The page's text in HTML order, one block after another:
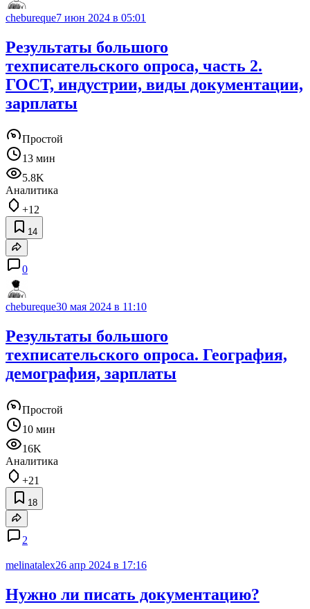
chebureque7 июн 2024 в 05:01
Результаты большого
техписательского опроса, часть 2.
ГОСТ, индустрии, виды документации,
зарплаты
Простой
13 мин
5.8K
Аналитика
+12
14
0
chebureque30 мая 2024 в 11:10
Результаты большого
техписательского опроса. География,
демография, зарплаты
Простой
10 мин
16K
Аналитика
+21
18
2
melinatalex26 апр 2024 в 17:16
Нужно ли писать документацию?